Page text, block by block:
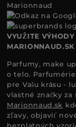
Marionnaud
VYUŽITE
Parfumy, make
o telo.
pre Vašu krásu -
vlastné značky
Marionnaud.sk
zľavy, objaviť